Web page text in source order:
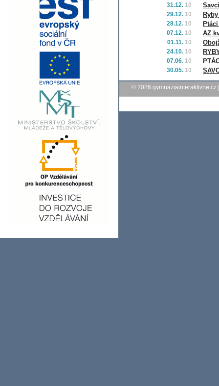
31.12. 10
29.12. 10
28.12. 10
07.12. 10 AZ
01.11. 10
24.10. 10
07.06. 10
30.05. 10
© 2026 gymnaziainteraktivne.cz